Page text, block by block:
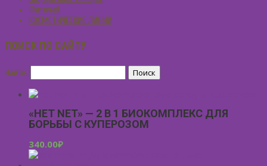
Фиточай
КОСМЕТИЧЕСКИЕ ЛИНИИ
ПОИСК ПО САЙТУ
Найти:
«НЕТ NET» — 2 В 1 БИОКОМПЛЕКС ДЛЯ
БОРЬБЫ С КУПЕРОЗОМ
340.00₽